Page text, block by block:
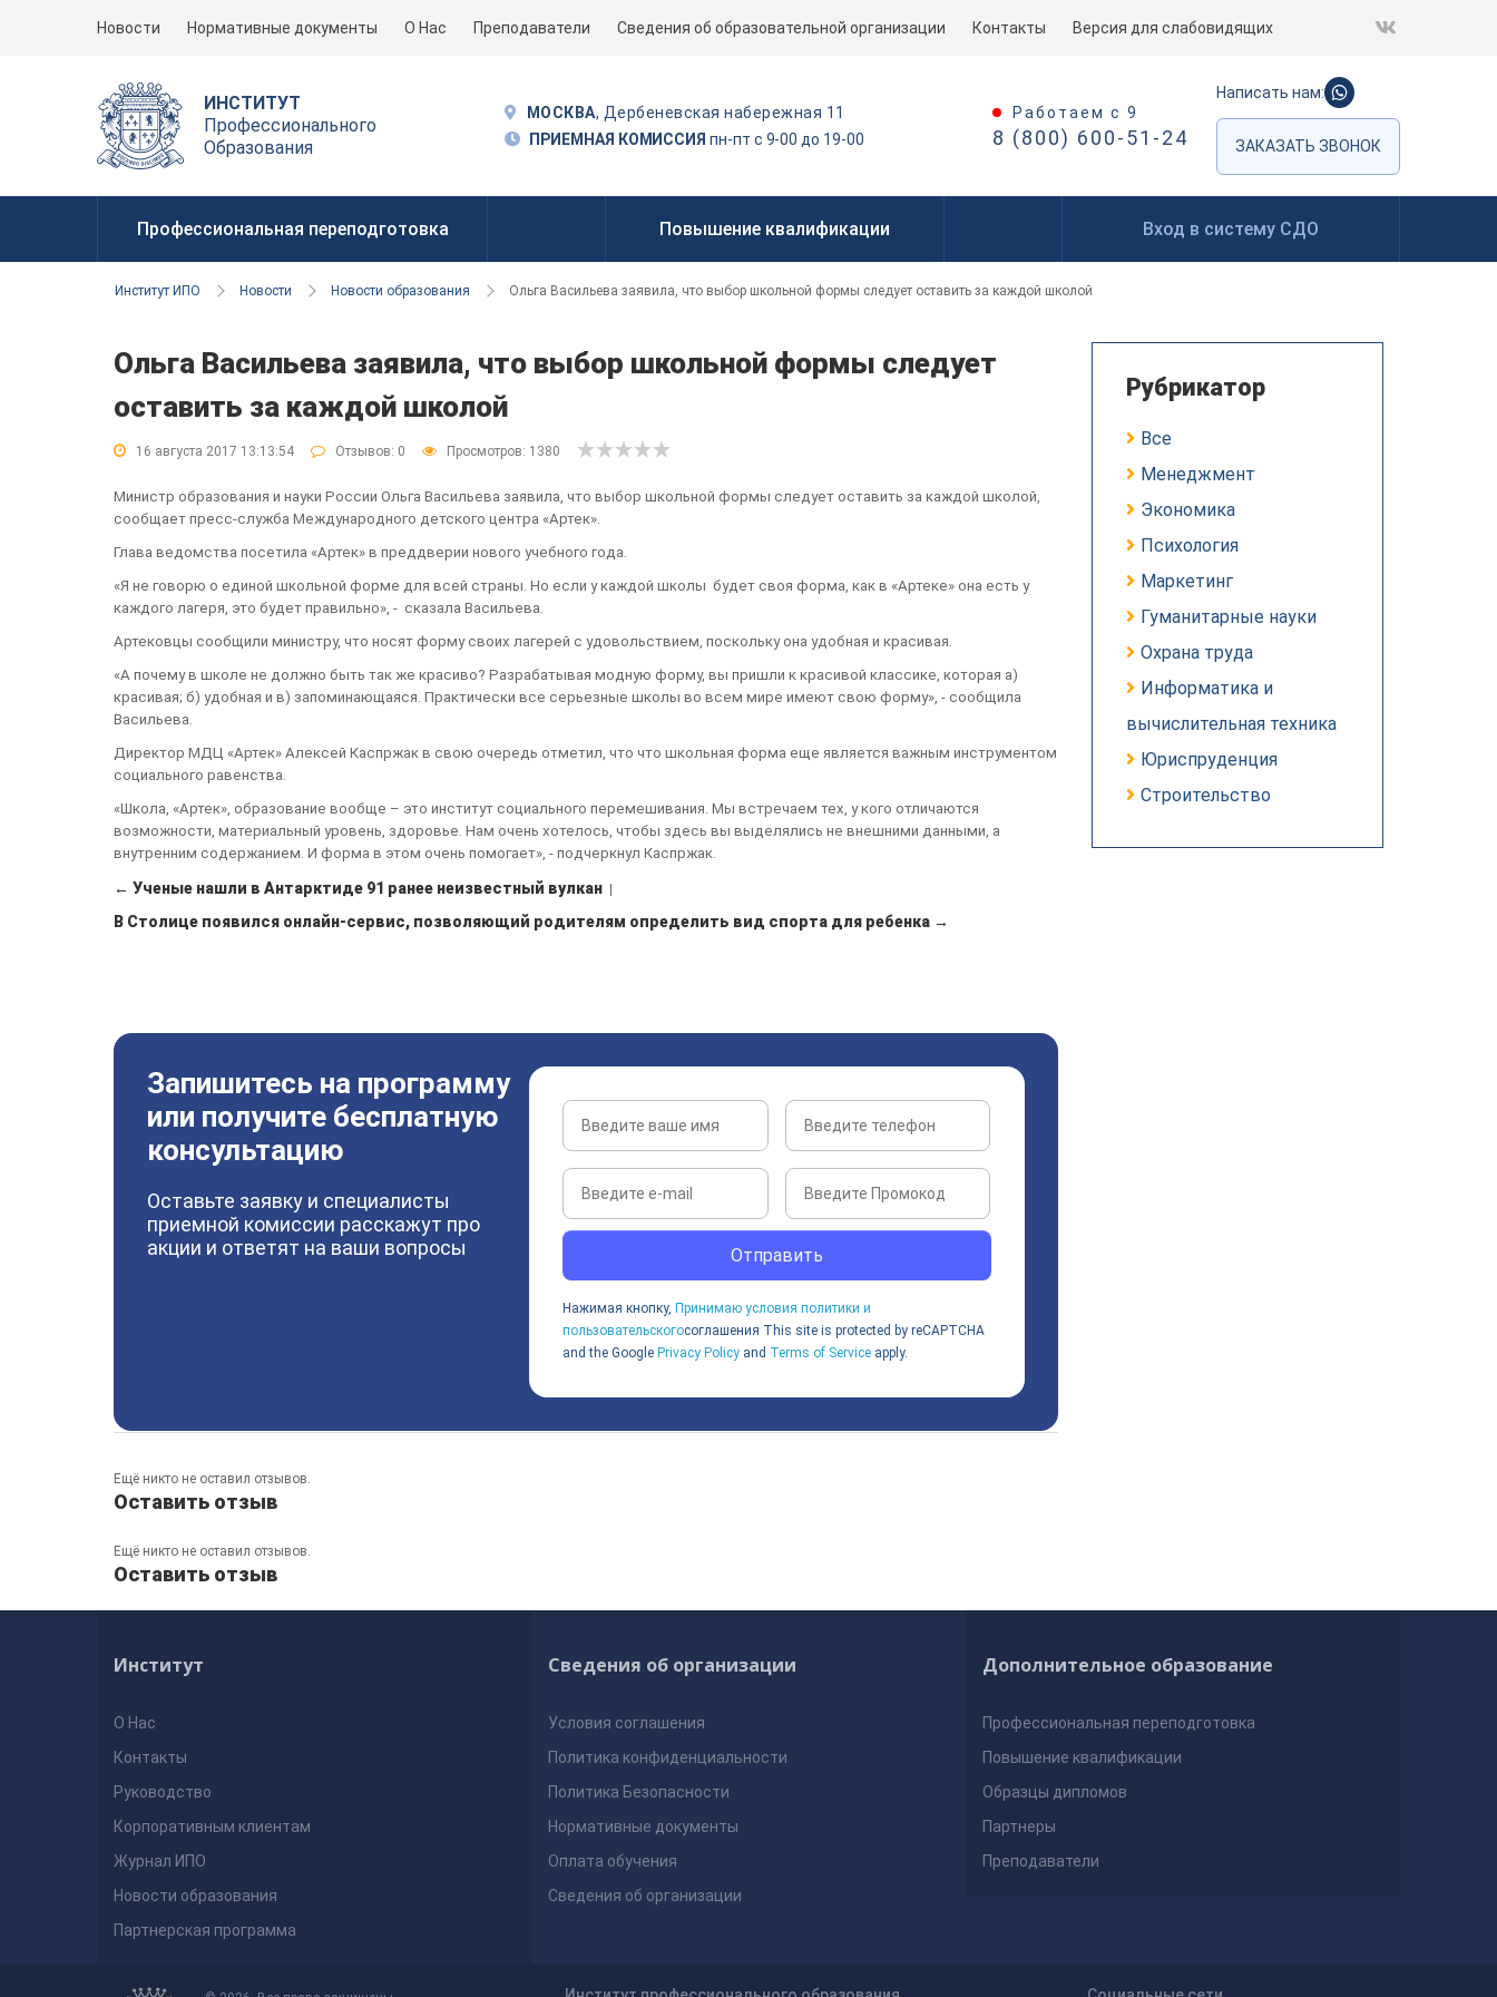
Новости Нормативные документы О Нас Преподаватели Сведения об образовательной организации Контакты Версия для слабовидящих
ИНСТИТУТ
Профессионального
Образования
МОСКВА, Дербеневская набережная 11
ПРИЕМНАЯ КОМИССИЯ пн-пт с 9-00 до 19-00
Работаем с 9
8 (800) 600-51-24
Написать нам:
ЗАКАЗАТЬ ЗВОНОК
Профессиональная переподготовка Повышение квалификации Вход в систему СДО
Институт ИПО Новости Новости образования Ольга Васильева заявила, что выбор школьной формы следует оставить за каждой школой
Ольга Васильева заявила, что выбор школьной формы следует
оставить за каждой школой
16 августа 2017 13:13:54 Отзывов: 0 Просмотров: 1380
Министр образования и науки России Ольга Васильева заявила, что выбор школьной формы следует оставить за каждой школой,
сообщает пресс-служба Международного детского центра «Артек».
Глава ведомства посетила «Артек» в преддверии нового учебного года.
«Я не говорю о единой школьной форме для всей страны. Но если у каждой школы будет своя форма, как в «Артеке» она есть у
каждого лагеря, это будет правильно», - сказала Васильева.
Артековцы сообщили министру, что носят форму своих лагерей с удовольствием, поскольку она удобная и красивая.
«А почему в школе не должно быть так же красиво? Разрабатывая модную форму, вы пришли к красивой классике, которая а)
красивая; б) удобная и в) запоминающаяся. Практически все серьезные школы во всем мире имеют свою форму», - сообщила
Васильева.
Директор МДЦ «Артек» Алексей Каспржак в свою очередь отметил, что что школьная форма еще является важным инструментом
социального равенства.
«Школа, «Артек», образование вообще – это институт социального перемешивания. Мы встречаем тех, у кого отличаются
возможности, материальный уровень, здоровье. Нам очень хотелось, чтобы здесь вы выделялись не внешними данными, а
внутренним содержанием. И форма в этом очень помогает», - подчеркнул Каспржак.
← Ученые нашли в Антарктиде 91 ранее неизвестный вулкан
В Столице появился онлайн-сервис, позволяющий родителям определить вид спорта для ребенка →
Запишитесь на программу
или получите бесплатную
консультацию
Оставьте заявку и специалисты
приемной комиссии расскажут про
акции и ответят на ваши вопросы
Отправить
Нажимая кнопку, Принимаю условия политики и
пользовательскогосоглашения This site is protected by reCAPTCHA
and the Google Privacy Policyand Terms of Serviceapply.
Ещё никто не оставил отзывов.
Оставить отзыв
Ещё никто не оставил отзывов.
Оставить отзыв
Рубрикатор
Все
Менеджмент
Экономика
Психология
Маркетинг
Гуманитарные науки
Охрана труда
Информатика и
вычислительная техника
Юриспруденция
Строительство
Институт
О Нас
Контакты
Руководство
Корпоративным клиентам
Журнал ИПО
Новости образования
Партнерская программа
Сведения об организации
Условия соглашения
Политика конфиденциальности
Политика Безопасности
Нормативные документы
Оплата обучения
Сведения об организации
Дополнительное образование
Профессиональная переподготовка
Повышение квалификации
Образцы дипломов
Партнеры
Преподаватели